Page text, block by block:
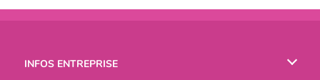
INFOS ENTREPRISE